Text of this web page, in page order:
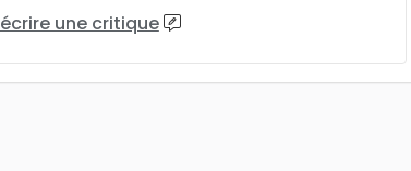
écrire une critique